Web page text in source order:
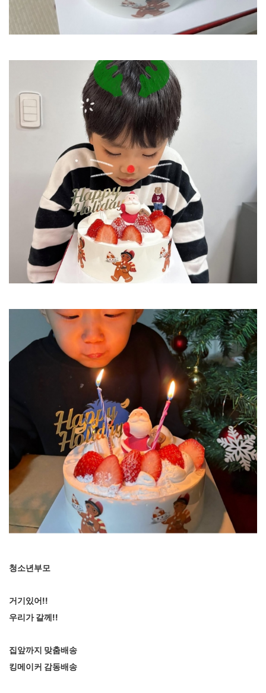
청소년부모
거기있어!!
우리가 갈께!!
집앞까지 맞춤배송
킹메이커 감동배송